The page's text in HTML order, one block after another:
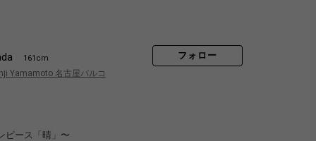
161cm
Yamamoto 名古屋パルコ
フォロー
ピース「晴」〜